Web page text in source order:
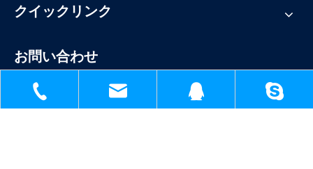
クイックリンク
お問い合わせ
砂の
 +86-18930817991